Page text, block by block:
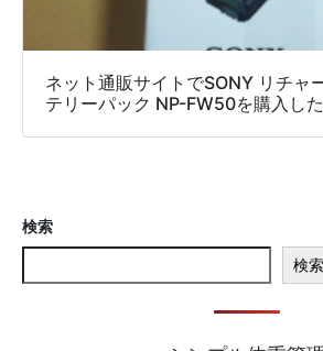
ネット通販サイトでSONY リチャ
テリーパック NP-FW50を購入し
検索
検索